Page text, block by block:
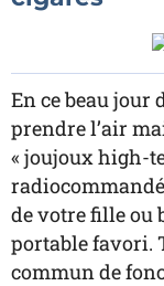
En ce beau jour
prendre l’air
« joujoux high-
de votre fille ou
portable favori.
commun de